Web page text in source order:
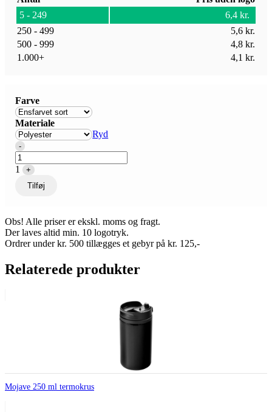
5 - 249
6,4 kr.
250 - 499
5,6 kr.
500 - 999
4,8 kr.
1.000+
4,1 kr.
Farve
Materiale
Ryd
Quantity
-
1
+
Tilføj
Obs! Alle priser er ekskl. moms og fragt.
Der laves altid min. 10 logotryk.
Ordrer under kr. 500 tillægges et gebyr på kr. 125,-
Relaterede produkter
Mojave 250 ml termokrus